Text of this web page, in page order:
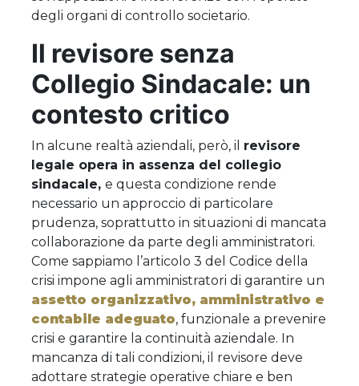
degli organi di controllo societario.
Il revisore senza
Collegio Sindacale: un
contesto critico
In alcune realtà aziendali, però, il revisore
legale opera in assenza del collegio
sindacale, e questa condizione rende
necessario un approccio di particolare
prudenza, soprattutto in situazioni di mancata
collaborazione da parte degli amministratori.
Come sappiamo l’articolo 3 del Codice della
crisi impone agli amministratori di garantire un
assetto organizzativo, amministrativo e
contabile adeguato, funzionale a prevenire
crisi e garantire la continuità aziendale. In
mancanza di tali condizioni, il revisore deve
adottare strategie operative chiare e ben